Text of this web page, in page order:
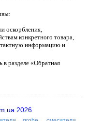
оскорбления,
конкретного товара,
информацию и
разделе «Обратная
2026